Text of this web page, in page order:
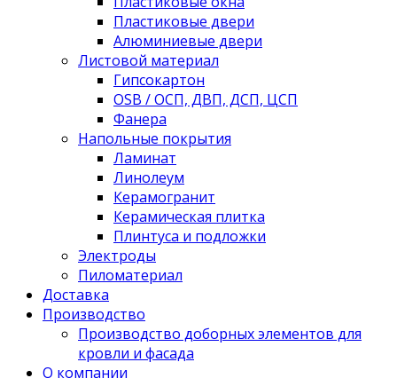
Пластиковые двери
Алюминиевые двери
Листовой материал
Гипсокартон
OSB / ОСП, ДВП, ДСП, ЦСП
Фанера
Напольные покрытия
Ламинат
Линолеум
Керамогранит
Керамическая плитка
Плинтуса и подложки
Электроды
Пиломатериал
Доставка
Производство
Производство доборных элементов для
кровли и фасада
О компании